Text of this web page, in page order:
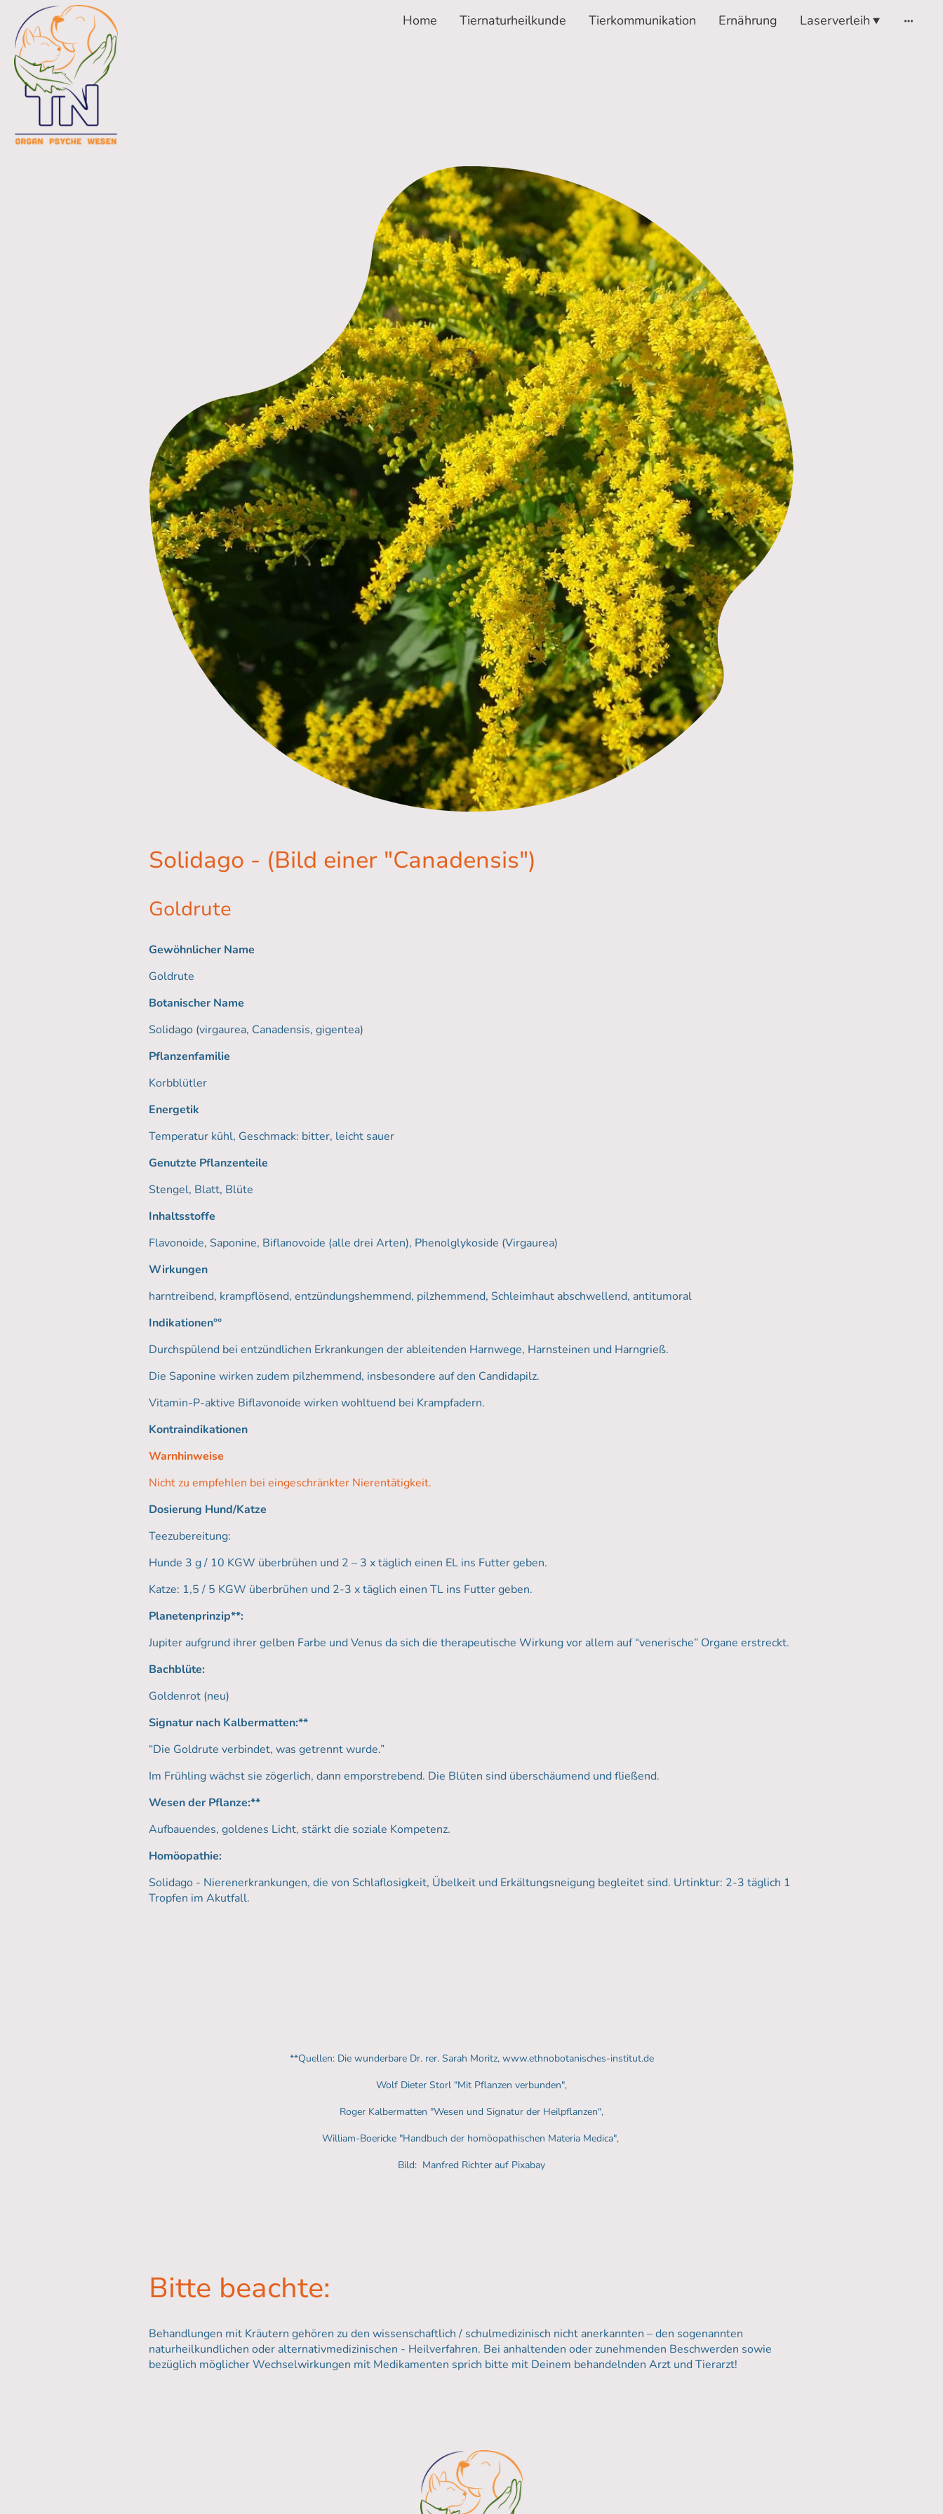
Home Tiernaturheilkunde Tierkommunikation Ernährung Laserverleih
Solidago - (Bild einer "Canadensis")
Goldrute
Gewöhnlicher Name
Goldrute
Botanischer Name
Solidago (virgaurea, Canadensis, gigentea)
Pflanzenfamilie
Korbblütler
Energetik
Temperatur kühl, Geschmack: bitter, leicht sauer
Genutzte Pflanzenteile
Stengel, Blatt, Blüte
Inhaltsstoffe
Flavonoide, Saponine, Biflanovoide (alle drei Arten), Phenolglykoside (Virgaurea)
Wirkungen
harntreibend, krampflösend, entzündungshemmend, pilzhemmend, Schleimhaut abschwellend, antitumoral
Indikationen°°
Durchspülend bei entzündlichen Erkrankungen der ableitenden Harnwege, Harnsteinen und Harngrieß.
Die Saponine wirken zudem pilzhemmend, insbesondere auf den Candidapilz.
Vitamin-P-aktive Biflavonoide wirken wohltuend bei Krampfadern.
Kontraindikationen
Warnhinweise
Nicht zu empfehlen bei eingeschränkter Nierentätigkeit.
Dosierung Hund/Katze
Teezubereitung:
Hunde 3 g / 10 KGW überbrühen und 2 – 3 x täglich einen EL ins Futter geben.
Katze: 1,5 / 5 KGW überbrühen und 2-3 x täglich einen TL ins Futter geben.
Planetenprinzip**:
Jupiter aufgrund ihrer gelben Farbe und Venus da sich die therapeutische Wirkung vor allem auf “venerische” Organe erstreckt.
Bachblüte:
Goldenrot (neu)
Signatur nach Kalbermatten:**
“Die Goldrute verbindet, was getrennt wurde.”
Im Frühling wächst sie zögerlich, dann emporstrebend. Die Blüten sind überschäumend und fließend.
Wesen der Pflanze:**
Aufbauendes, goldenes Licht, stärkt die soziale Kompetenz.
Homöopathie:
Solidago - Nierenerkrankungen, die von Schlaflosigkeit, Übelkeit und Erkältungsneigung begleitet sind. Urtinktur: 2-3 täglich 1
Tropfen im Akutfall.
**Quellen: Die wunderbare Dr. rer. Sarah Moritz, www.ethnobotanisches-institut.de
Wolf Dieter Storl "Mit Pflanzen verbunden",
Roger Kalbermatten "Wesen und Signatur der Heilpflanzen",
William-Boericke "Handbuch der homöopathischen Materia Medica",
Bild: Manfred Richter auf Pixabay
Bitte beachte:
Behandlungen mit Kräutern gehören zu den wissenschaftlich / schulmedizinisch nicht anerkannten – den sogenannten
naturheilkundlichen oder alternativmedizinischen - Heilverfahren. Bei anhaltenden oder zunehmenden Beschwerden sowie
bezüglich möglicher Wechselwirkungen mit Medikamenten sprich bitte mit Deinem behandelnden Arzt und Tierarzt!